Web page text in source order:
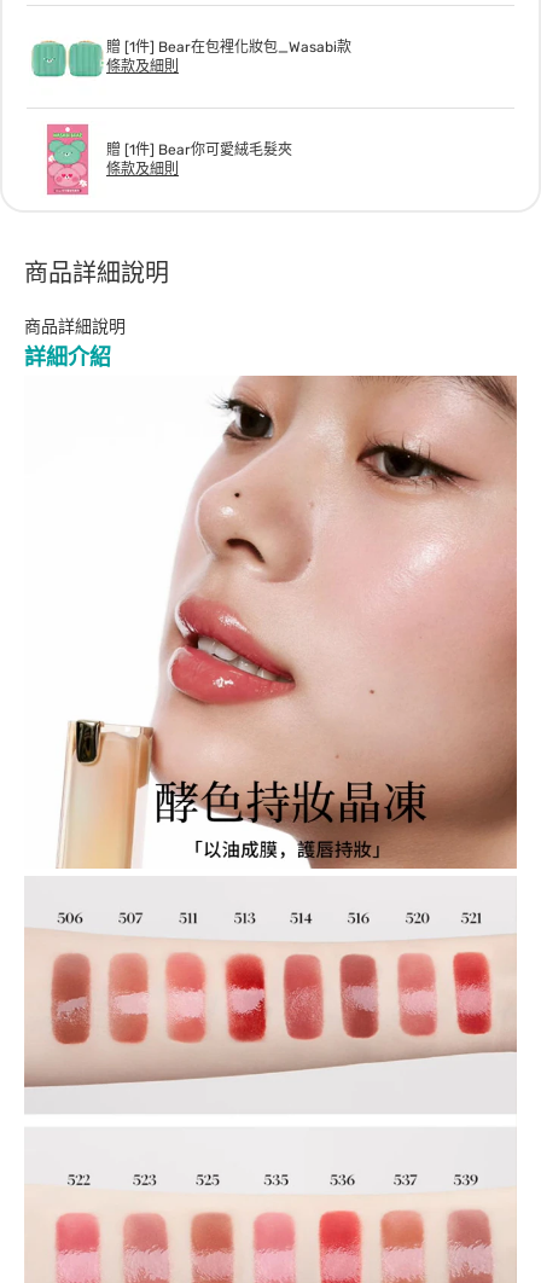
贈 [1件] Bear在包裡化妝包_Wasabi款
條款及細則
贈 [1件] Bear你可愛絨毛髮夾
條款及細則
商品詳細說明
商品詳細說明
詳細介紹